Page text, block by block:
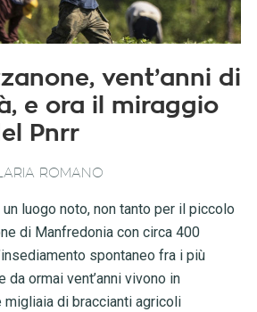
vent’anni di
e ora il miraggio
Pnrr
ROMANO
luogo noto, non tanto per il piccolo
di Manfredonia con circa 400
spontaneo fra i più
da ormai vent’anni vivono in
di braccianti agricoli